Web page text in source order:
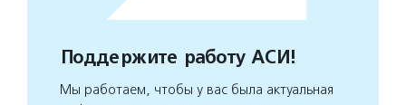
Поддержите работу АСИ!
Мы работаем, чтобы у вас была актуальная